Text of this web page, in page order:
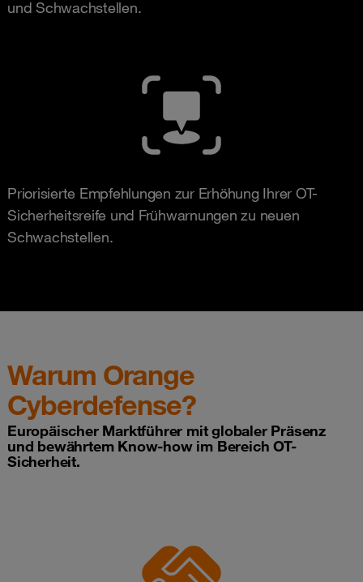
und Schwachstellen.
Priorisierte Empfehlungen zur Erhöhung Ihrer OT-
Sicherheitsreife und Frühwarnungen zu neuen
Schwachstellen.
Warum Orange
Cyberdefense?
Europäischer Marktführer mit globaler Präsenz
und bewährtem Know-how im Bereich OT-
Sicherheit.